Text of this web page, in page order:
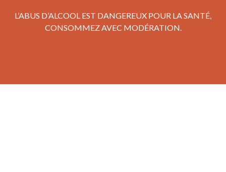
L’ABUS D’ALCOOL EST DANGEREUX POUR LA SANTÉ,
CONSOMMEZ AVEC MODÉRATION.